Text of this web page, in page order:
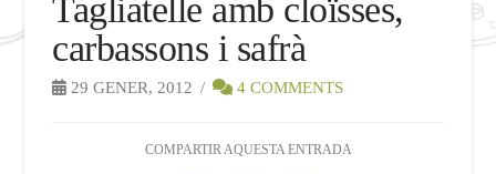
Tagliatelle amb cloïsses,
carbassons i safrà
29 GENER, 2012 4 COMMENTS
COMPARTIR AQUESTA ENTRADA